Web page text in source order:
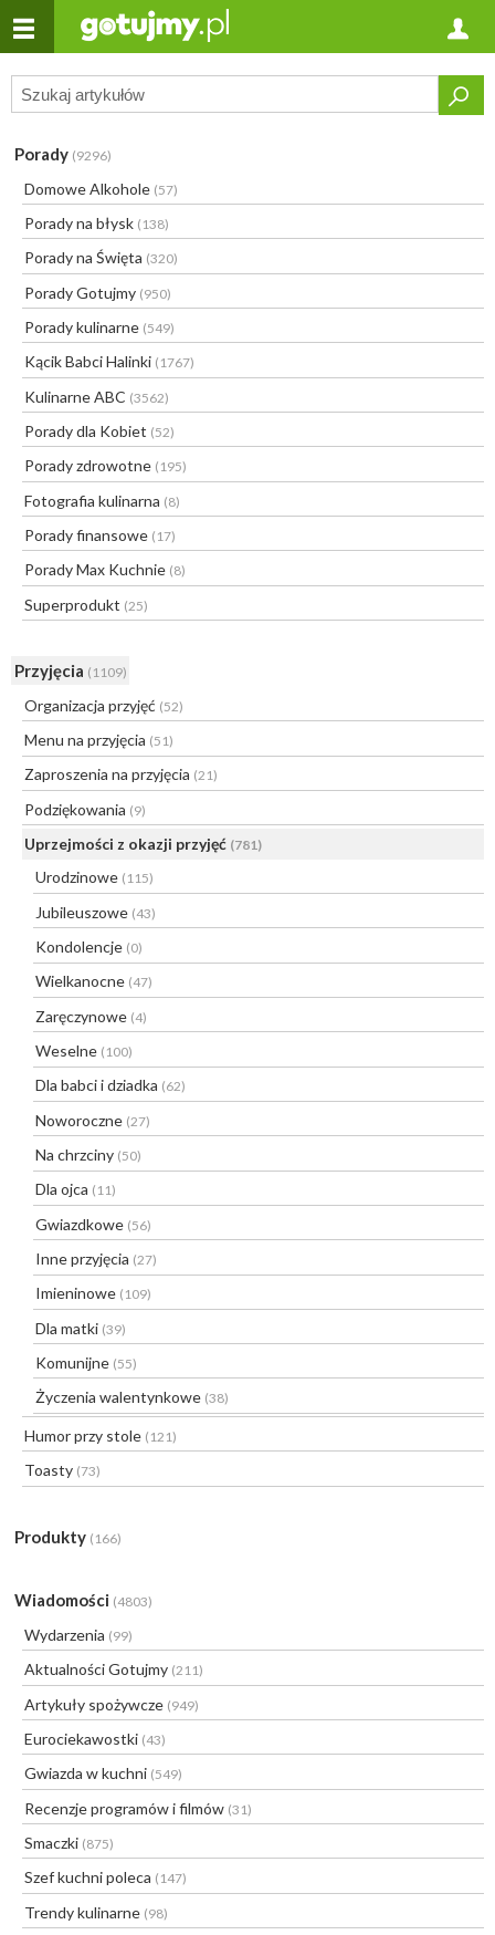
Porady (9296)
Domowe Alkohole (57)
Porady na błysk (138)
Porady na Święta (320)
Porady Gotujmy (950)
Porady kulinarne (549)
Kącik Babci Halinki (1767)
Kulinarne ABC (3562)
Porady dla Kobiet (52)
Porady zdrowotne (195)
Fotografia kulinarna (8)
Porady finansowe (17)
Porady Max Kuchnie (8)
Superprodukt (25)
Przyjęcia (1109)
Organizacja przyjęć (52)
Menu na przyjęcia (51)
Zaproszenia na przyjęcia (21)
Podziękowania (9)
Uprzejmości z okazji przyjęć (781)
Urodzinowe (115)
Jubileuszowe (43)
Kondolencje (0)
Wielkanocne (47)
Zaręczynowe (4)
Weselne (100)
Dla babci i dziadka (62)
Noworoczne (27)
Na chrzciny (50)
Dla ojca (11)
Gwiazdkowe (56)
Inne przyjęcia (27)
Imieninowe (109)
Dla matki (39)
Komunijne (55)
Życzenia walentynkowe (38)
Humor przy stole (121)
Toasty (73)
Produkty (166)
Wiadomości (4803)
Wydarzenia (99)
Aktualności Gotujmy (211)
Artykuły spożywcze (949)
Eurociekawostki (43)
Gwiazda w kuchni (549)
Recenzje programów i filmów (31)
Smaczki (875)
Szef kuchni poleca (147)
Trendy kulinarne (98)